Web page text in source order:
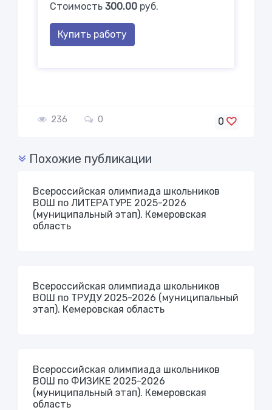
Стоимость 300.00 руб.
Купить работу
236 0 0
Похожие публикации
Всероссийская олимпиада школьников
ВОШ по ЛИТЕРАТУРЕ 2025-2026
(муниципальный этап). Кемеровская
область
Всероссийская олимпиада школьников
ВОШ по ТРУДУ 2025-2026 (муниципальный
этап). Кемеровская область
Всероссийская олимпиада школьников
ВОШ по ФИЗИКЕ 2025-2026
(муниципальный этап). Кемеровская
область